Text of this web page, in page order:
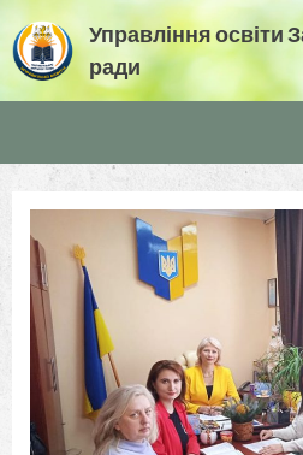
to
content
Управління освіти
ради
Управління освіти